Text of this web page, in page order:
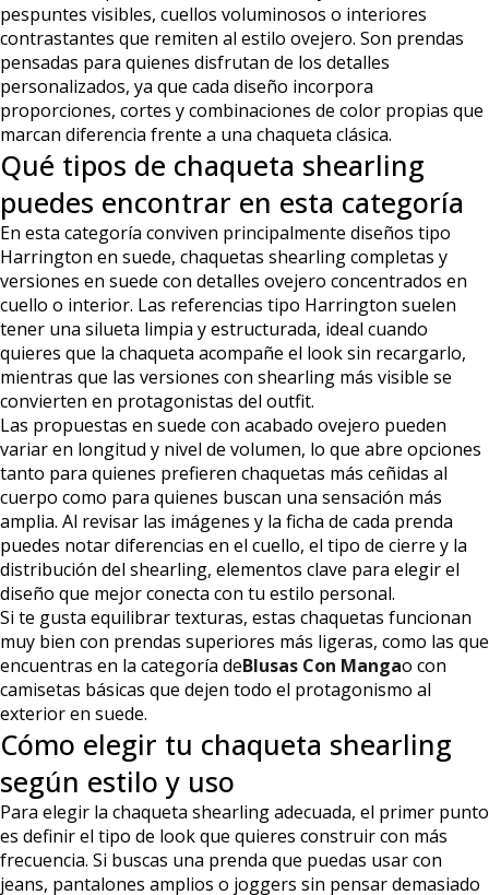
pespuntes visibles, cuellos voluminosos o interiores
contrastantes que remiten al estilo ovejero. Son prendas
pensadas para quienes disfrutan de los detalles
personalizados, ya que cada diseño incorpora
proporciones, cortes y combinaciones de color propias que
marcan diferencia frente a una chaqueta clásica.
Qué tipos de chaqueta shearling
puedes encontrar en esta categoría
En esta categoría conviven principalmente diseños tipo
Harrington en suede, chaquetas shearling completas y
versiones en suede con detalles ovejero concentrados en
cuello o interior. Las referencias tipo Harrington suelen
tener una silueta limpia y estructurada, ideal cuando
quieres que la chaqueta acompañe el look sin recargarlo,
mientras que las versiones con shearling más visible se
convierten en protagonistas del outfit.
Las propuestas en suede con acabado ovejero pueden
variar en longitud y nivel de volumen, lo que abre opciones
tanto para quienes prefieren chaquetas más ceñidas al
cuerpo como para quienes buscan una sensación más
amplia. Al revisar las imágenes y la ficha de cada prenda
puedes notar diferencias en el cuello, el tipo de cierre y la
distribución del shearling, elementos clave para elegir el
diseño que mejor conecta con tu estilo personal.
Si te gusta equilibrar texturas, estas chaquetas funcionan
muy bien con prendas superiores más ligeras, como las que
encuentras en la categoría deBlusas Con Mangao con
camisetas básicas que dejen todo el protagonismo al
exterior en suede.
Cómo elegir tu chaqueta shearling
según estilo y uso
Para elegir la chaqueta shearling adecuada, el primer punto
es definir el tipo de look que quieres construir con más
frecuencia. Si buscas una prenda que puedas usar con
jeans, pantalones amplios o joggers sin pensar demasiado